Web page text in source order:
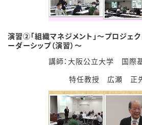
演習②「組織マネジメント」～プロジェ
ーダーシップ（演習）～
講師：大阪公立大学 国際
特任教授 広瀬 正